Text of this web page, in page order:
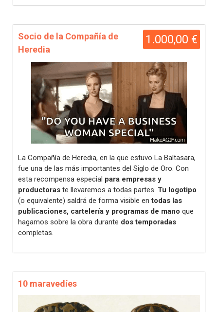
1.000,00 €
Socio de la Compañía de
Heredia
La Compañía de Heredia, en la que estuvo La Baltasara,
fue una de las más importantes del Siglo de Oro. Con
esta recompensa especial para empresas y
productoras te llevaremos a todas partes. Tu logotipo
(o equivalente) saldrá de forma visible entodas las
publicaciones, cartelería y programas de mano que
hagamos sobre la obra durante dos temporadas
completas.
10 maravedíes